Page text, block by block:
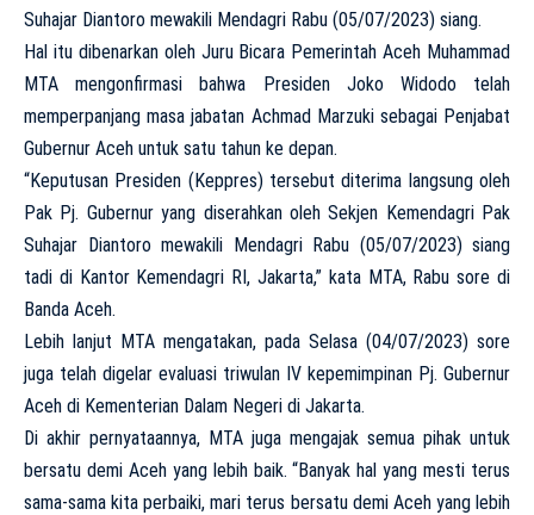
Suhajar Diantoro mewakili Mendagri Rabu (05/07/2023) siang.
Hal itu dibenarkan oleh Juru Bicara Pemerintah Aceh Muhammad
MTA mengonfirmasi bahwa Presiden Joko Widodo telah
memperpanjang masa jabatan Achmad Marzuki sebagai Penjabat
Gubernur Aceh untuk satu tahun ke depan.
“Keputusan Presiden (Keppres) tersebut diterima langsung oleh
Pak Pj. Gubernur yang diserahkan oleh Sekjen Kemendagri Pak
Suhajar Diantoro mewakili Mendagri Rabu (05/07/2023) siang
tadi di Kantor Kemendagri RI, Jakarta,” kata MTA, Rabu sore di
Banda Aceh.
Lebih lanjut MTA mengatakan, pada Selasa (04/07/2023) sore
juga telah digelar evaluasi triwulan IV kepemimpinan Pj. Gubernur
Aceh di Kementerian Dalam Negeri di Jakarta.
Di akhir pernyataannya, MTA juga mengajak semua pihak untuk
bersatu demi Aceh yang lebih baik. “Banyak hal yang mesti terus
sama-sama kita perbaiki, mari terus bersatu demi Aceh yang lebih